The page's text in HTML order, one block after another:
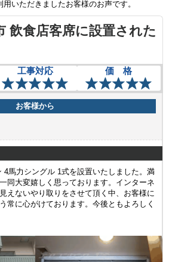
いただきましたお客様のお声です。
飲食店客席に設置された
工事対応 価 格
お客様から
4馬力シングル 1式を設置いたしました。満
同大変嬉しく思っております。インターネ
えないやり取りをさせて頂く中、お客様に
常に心がけております。今後ともよろしく